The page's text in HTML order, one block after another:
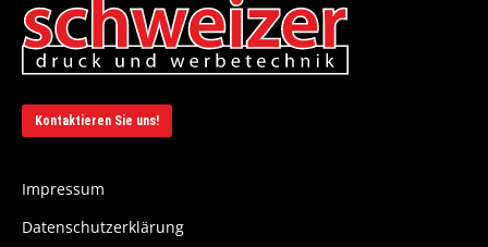
Kontaktieren Sie uns!
Impressum
Datenschutzerklärung